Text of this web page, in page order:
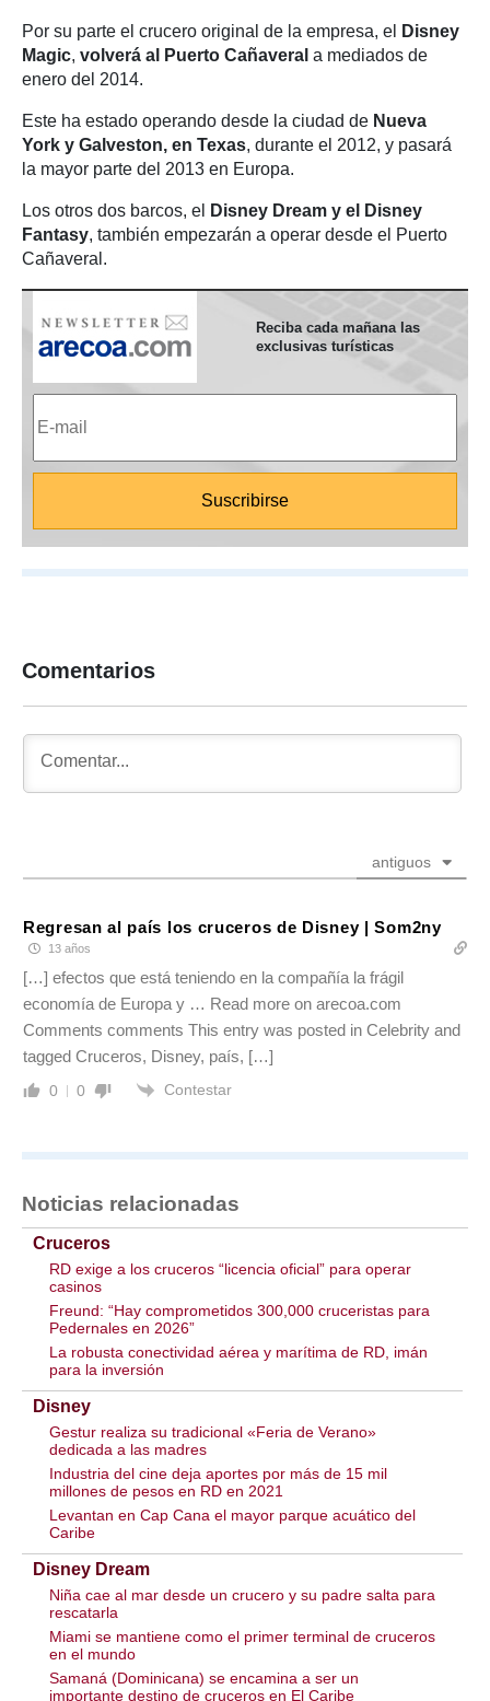
Por su parte el crucero original de la empresa, el
Disney
Magic, volverá al Puerto Cañaveral a mediados de
enero del 2014.
Este ha estado operando desde la ciudad de Nueva
York y Galveston, en Texas, durante el 2012, y pasará
la mayor parte del 2013 en Europa.
Los otros dos barcos, el
Disney Dream y el Disney
Fantasy, también empezarán a operar desde el Puerto
Cañaveral.
Reciba cada mañana las
exclusivas turísticas
Comentarios
antiguos
Regresan al país los cruceros de Disney | Som2ny
13 años
[…] efectos que está teniendo en la compañía la frágil
economía de Europa y … Read more on arecoa.com
Comments comments This entry was posted in Celebrity and
tagged Cruceros, Disney, país, […]
0 0 Contestar
Noticias relacionadas
Cruceros
RD exige a los cruceros “licencia oficial” para operar
casinos
Freund: “Hay comprometidos 300,000 cruceristas para
Pedernales en 2026”
La robusta conectividad aérea y marítima de RD, imán
para la inversión
Disney
Gestur realiza su tradicional «Feria de Verano»
dedicada a las madres
Industria del cine deja aportes por más de 15 mil
millones de pesos en RD en 2021
Levantan en Cap Cana el mayor parque acuático del
Caribe
Disney Dream
Niña cae al mar desde un crucero y su padre salta para
rescatarla
Miami se mantiene como el primer terminal de cruceros
en el mundo
Samaná (Dominicana) se encamina a ser un
importante destino de cruceros en El Caribe